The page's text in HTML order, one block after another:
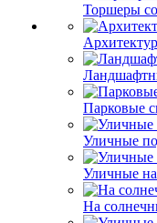
Торшеры
Парковые
Уличные
Уличные
На